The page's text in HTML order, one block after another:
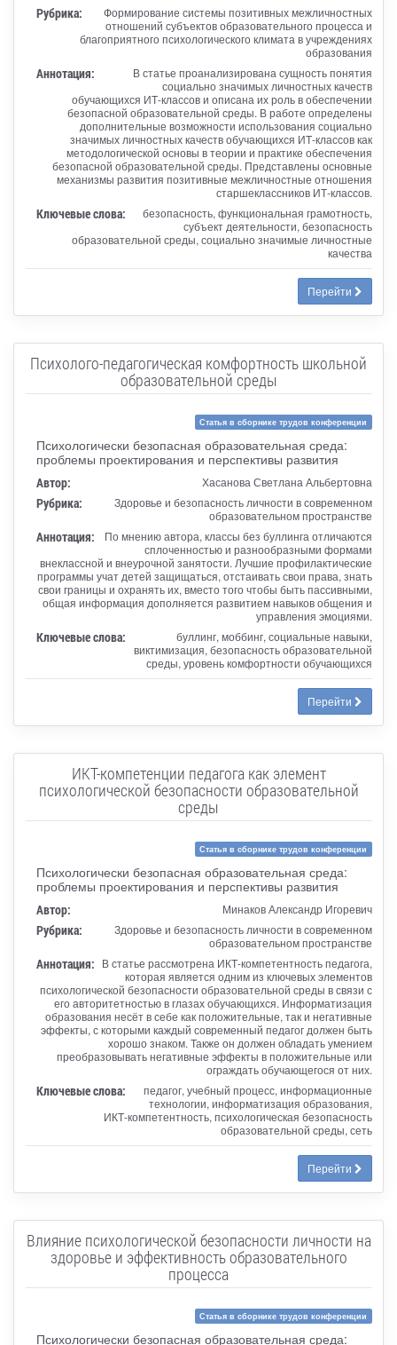
Рубрика:
Формирование системы позитивных межличностных
отношений субъектов образовательного процесса и
благоприятного психологического климата в учреждениях
образования
Аннотация:
В статье проанализирована сущность понятия
социально значимых личностных качеств
обучающихся ИТ-классов и описана их роль в обеспечении
безопасной образовательной среды. В работе определены
дополнительные возможности использования социально
значимых личностных качеств обучающихся ИТ-классов как
методологической основы в теории и практике обеспечения
безопасной образовательной среды. Представлены основные
механизмы развития позитивные межличностные отношения
старшеклассников ИТ-классов.
Ключевые слова:
безопасность, функциональная грамотность,
субъект деятельности, безопасность
образовательной среды, социально значимые личностные
качества
Перейти
Психолого-педагогическая комфортность школьной
образовательной среды
Статья в сборнике трудов конференции
Психологически безопасная образовательная среда:
проблемы проектирования и перспективы развития
Автор: Хасанова Светлана Альбертовна
Рубрика:
Здоровье и безопасность личности в современном
образовательном пространстве
Аннотация:
По мнению автора, классы без буллинга отличаются
сплоченностью и разнообразными формами
внеклассной и внеурочной занятости. Лучшие профилактические
программы учат детей защищаться, отстаивать свои права, знать
свои границы и охранять их, вместо того чтобы быть пассивными,
общая информация дополняется развитием навыков общения и
управления эмоциями.
Ключевые слова:
буллинг, моббинг, социальные навыки,
виктимизация, безопасность образовательной
среды, уровень комфортности обучающихся
Перейти
ИКТ-компетенции педагога как элемент
психологической безопасности образовательной
среды
Статья в сборнике трудов конференции
Психологически безопасная образовательная среда:
проблемы проектирования и перспективы развития
Автор: Минаков Александр Игоревич
Рубрика:
Здоровье и безопасность личности в современном
образовательном пространстве
Аннотация: В статье рассмотрена ИКТ-компетентность педагога,
которая является одним из ключевых элементов
психологической безопасности образовательной среды в связи с
его авторитетностью в глазах обучающихся. Информатизация
образования несёт в себе как положительные, так и негативные
эффекты, с которыми каждый современный педагог должен быть
хорошо знаком. Также он должен обладать умением
преобразовывать негативные эффекты в положительные или
ограждать обучающегося от них.
Ключевые слова:
педагог, учебный процесс, информационные
технологии, информатизация образования,
ИКТ-компетентность, психологическая безопасность
образовательной среды, сеть
Перейти
Влияние психологической безопасности личности на
здоровье и эффективность образовательного
процесса
Статья в сборнике трудов конференции
Психологически безопасная образовательная среда: